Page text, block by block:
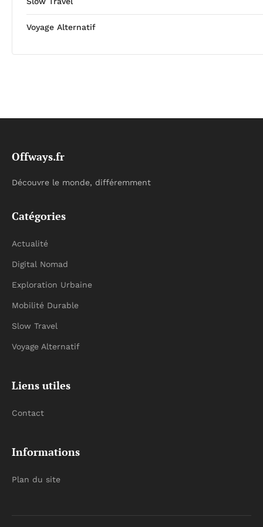
Voyage Alternatif
Offways.fr
Découvre le monde, différemment
Catégories
Actualité
Digital Nomad
Exploration Urbaine
Mobilité Durable
Slow Travel
Voyage Alternatif
Liens utiles
Contact
Informations
Plan du site